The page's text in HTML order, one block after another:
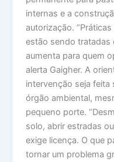
internas e a
autorização.
estão sendo tratadas
aumenta para quem
alerta Gaigher. A
intervenção seja feita
órgão ambiental,
pequeno porte.
solo, abrir estradas
exige licença. O que
tornar um problema